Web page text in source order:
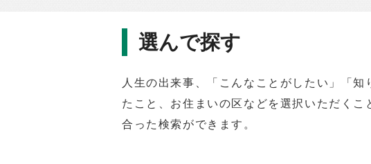
選んで探す
人生の出来事、「こんなことがしたい」「知
たこと、お住まいの区などを選択いただくこ
合った検索ができます。